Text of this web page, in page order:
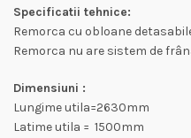
Specificatii tehnice:
Remorca cu obloane
Remorca nu are sistem de
Dimensiuni :
Lungime utila=2630mm
Latime utila = 1500mm